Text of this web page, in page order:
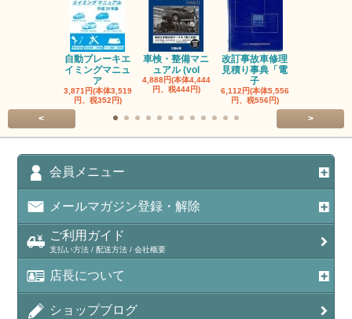
自動ブレーキエ
イミングマニュ
ア
3,871円(本体3,519
円、税352円)
車検・整備マニ
ュアル (vol
4,888円(本体4,444
円、税444円)
改訂事故車修理
見積り事典「電
子
6,112円(本体5,556
円、税556円)
< >
会員メニュー
メールマガジン登録・解除
ご利用ガイド
支払い方法 / 配送方法 / 会社概要
店長について
ショップブログ